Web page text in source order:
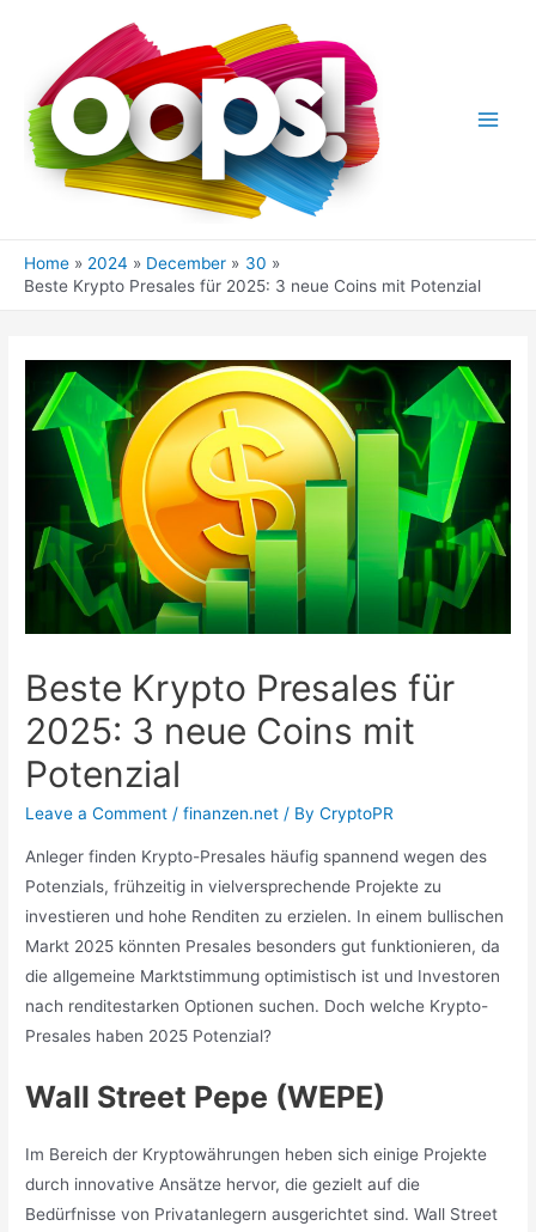
Home 2024 December
30
Beste Krypto Presales für 2025: 3 neue Coins mit Potenzial
Beste Krypto Presales für
2025: 3 neue Coins mit
Potenzial
Leave a Comment /finanzen.net / ByCryptoPR
Anleger finden Krypto-Presales häufig spannend wegen des
Potenzials, frühzeitig in vielversprechende Projekte zu
investieren und hohe Renditen zu erzielen. In einem bullischen
Markt 2025 könnten Presales besonders gut funktionieren, da
die allgemeine Marktstimmung optimistisch ist und Investoren
nach renditestarken Optionen suchen. Doch welche Krypto-
Presales haben 2025 Potenzial?
Wall Street Pepe (WEPE)
Im Bereich der Kryptowährungen heben sich einige Projekte
durch innovative Ansätze hervor, die gezielt auf die
Bedürfnisse von Privatanlegern ausgerichtet sind. Wall Street